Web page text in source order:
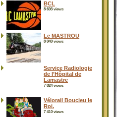
BCL
8 693 views
Le MASTROU
8 040 views
Service Radiologie
de l’Hôpital de
Lamastre
7 824 views
Vélorail Boucieu le
Roi.
7 410 views